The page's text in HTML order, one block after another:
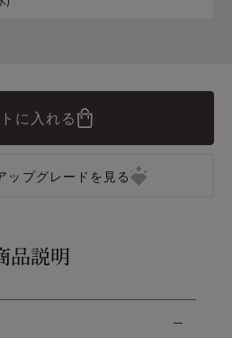
に入れる
ップグレードを見る
品説明